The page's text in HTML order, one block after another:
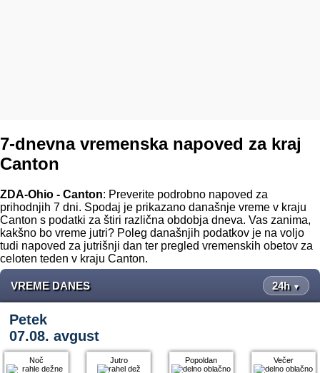
7-dnevna vremenska napoved za kraj
Canton
ZDA-Ohio - Canton: Preverite podrobno napoved za
prihodnjih 7 dni. Spodaj je prikazano današnje vreme v kraju
Canton s podatki za štiri različna obdobja dneva. Vas zanima,
kakšno bo vreme jutri? Poleg današnjih podatkov je na voljo
tudi napoved za jutrišnji dan ter pregled vremenskih obetov za
celoten teden v kraju Canton.
VREME DANES 24h ▼
Petek
07.08. avgust
Noč Jutro Popoldan Večer